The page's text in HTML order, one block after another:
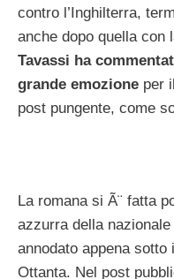
contro l’Inghilterra,
anche dopo quella con
Tavassi ha
grande emozione per
post pungente, come
La romana si Ã¨ fatta
azzurra della
annodato appena
Ottanta. Nel post